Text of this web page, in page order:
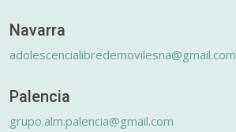
Navarra
adolescencialibredemovilesna@gmail.com
Palencia
grupo.alm.palencia@gmail.com